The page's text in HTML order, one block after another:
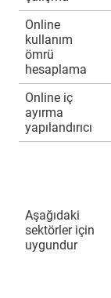
Online
kullanım
ömrü
hesaplama
Online iç
ayırma
yapılandırıcı
Aşağıdaki
sektörler için
uygundur